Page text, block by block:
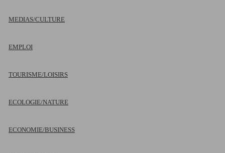
MEDIAS/CULTURE
EMPLOI
TOURISME/LOISIRS
ECOLOGIE/NATURE
ECONOMIE/BUSINESS